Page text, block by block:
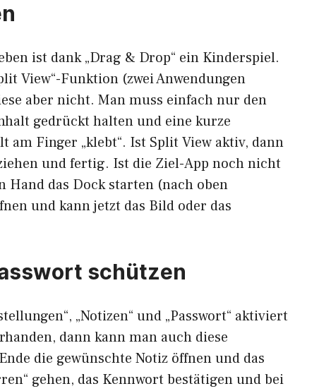
ist dank „Drag & Drop“ ein Kinderspiel.
View“-Funktion (zwei Anwendungen
aber nicht. Man muss einfach nur den
gedrückt halten und eine kurze
am Finger „klebt“. Ist Split View aktiv, dann
und fertig. Ist die Ziel-App noch nicht
Hand das Dock starten (nach oben
und kann jetzt das Bild oder das
schützen
„Notizen“ und „Passwort“ aktiviert
dann kann man auch diese
die gewünschte Notiz öffnen und das
gehen, das Kennwort bestätigen und bei